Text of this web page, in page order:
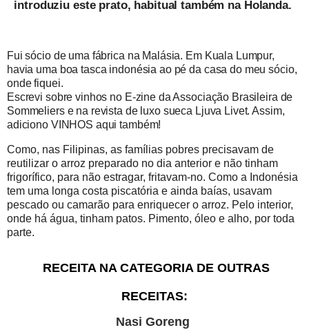
introduziu este prato, habitual também na Holanda.
Fui sócio de uma fábrica na Malásia. Em Kuala Lumpur,
havia uma boa tasca indonésia ao pé da casa do meu sócio,
onde fiquei.
Escrevi sobre vinhos no E-zine da Associação Brasileira de
Sommeliers e na revista de luxo sueca Ljuva Livet. Assim,
adiciono VINHOS aqui também!
Como, nas Filipinas, as famílias pobres precisavam de
reutilizar o arroz preparado no dia anterior e não tinham
frigorífico, para não estragar, fritavam-no. Como a Indonésia
tem uma longa costa piscatória e ainda baías, usavam
pescado ou camarão para enriquecer o arroz. Pelo interior,
onde há água, tinham patos. Pimento, óleo e alho, por toda
parte.
RECEITA NA CATEGORIA DE OUTRAS
RECEITAS:
Nasi Goreng